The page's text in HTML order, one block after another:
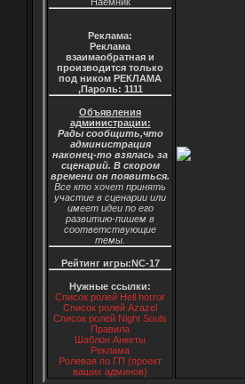
Реклама:
Реклама
взаимаобратная и
производится только
под ником РЕКЛАМА
,Пароль: 1111
Объявления
администрации:
Рады сообщить,что
администрация
наконец-то взялась за
сценарий. В скором
времени он появиться.
Все кто хочет принять
участие в сценарии или
имеет идеи по его
развитию-пишем в
соответствующие
темы.
Рейтинг игры:NC-17
Нужные ссылки:
Список ролей Hell horror
Список ролей Azazel
Список ролей Night Souls
Правила
Шаблон Анкеты
Реклама
Ролевая по ГП (проект
ваших админов)